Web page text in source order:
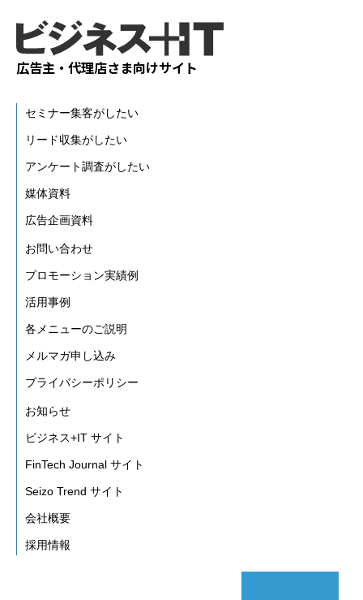
広告主・代理店さま向けサイト
セミナー集客がしたい
リード収集がしたい
アンケート調査がしたい
媒体資料
広告企画資料
お問い合わせ
プロモーション実績例
活用事例
各メニューのご説明
メルマガ申し込み
プライバシーポリシー
お知らせ
ビジネス+IT サイト
FinTech Journal サイト
Seizo Trend サイト
会社概要
採用情報